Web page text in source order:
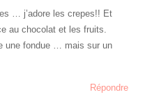
… j’adore les crepes!! Et
au chocolat et les fruits.
une fondue … mais sur un
Répondre